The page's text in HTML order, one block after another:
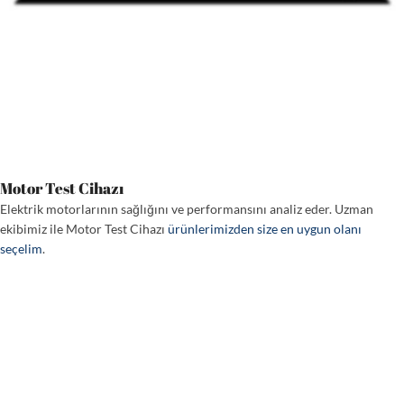
Motor Test Cihazı
Elektrik motorlarının sağlığını ve performansını analiz eder. Uzman
ekibimiz ile Motor Test Cihazı ürünlerimizden size en uygun olanı
seçelim.